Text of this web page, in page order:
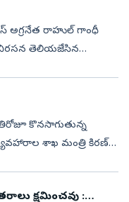
అగ్రనేత రాహుల్‌ గాంధీ
నిరసన తెలియజేసిన
కొనసాగుతున్న
శాఖ మంత్రి కిరణ్‌
క్షమించవు :